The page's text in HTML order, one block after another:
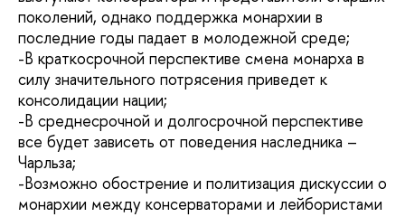
поколений, однако поддержка монархии в
последние годы падает в молодежной среде;
-В краткосрочной перспективе смена монарха в
силу значительного потрясения приведет к
консолидации нации;
-В среднесрочной и долгосрочной перспективе
все будет зависеть от поведения наследника –
Чарльза;
-Возможно обострение и политизация дискуссии о
монархии между консерваторами и лейбористами